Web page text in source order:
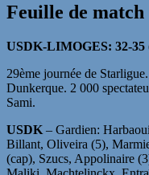
Feuille de match
USDK-LIMOGES: 32-35
29ème journée de
Dunkerque. 2 000
Sami.
USDK – Gardien:
Billant, Oliveira (5),
(cap), Szucs, Appolinaire